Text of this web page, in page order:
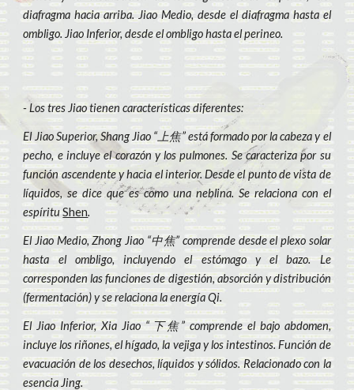
diafragma hacia arriba. Jiao Medio, desde el diafragma hasta el
ombligo. Jiao Inferior, desde el ombligo hasta el perineo.
- Los tres Jiao tienen características diferentes:
El Jiao Superior, Shang Jiao “上焦” está formado por la cabeza y el
pecho, e incluye el corazón y los pulmones. Se caracteriza por su
función ascendente y hacia el interior. Desde el punto de vista de
líquidos, se dice que es como una neblina. Se relaciona con el
espírituShen.
El Jiao Medio, Zhong Jiao “中焦” comprende desde el plexo solar
hasta el ombligo, incluyendo el estómago y el bazo. Le
corresponden las funciones de digestión, absorción y distribución
(fermentación) y se relaciona la energía Qi.
El Jiao Inferior, Xia Jiao “下焦” comprende el bajo abdomen,
incluye los riñones, el hígado, la vejiga y los intestinos. Función de
evacuación de los desechos, líquidos y sólidos. Relacionado con la
esencia Jing.